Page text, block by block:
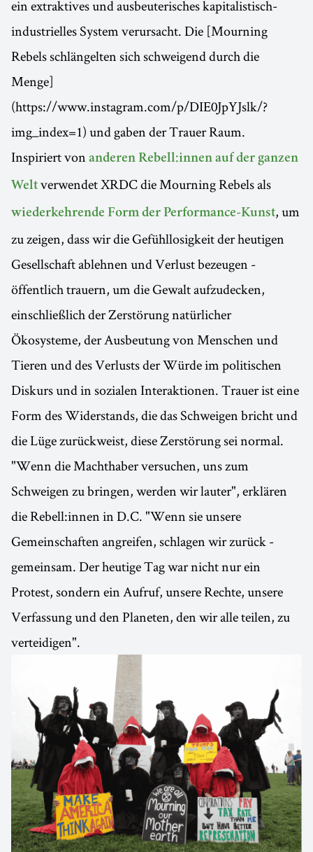
ein extraktives und ausbeuterisches kapitalistisch-
industrielles System verursacht. Die [Mourning
Rebels schlängelten sich schweigend durch die
Menge]
(https://www.instagram.com/p/DIE0JpYJslk/?
img_index=1) und gaben der Trauer Raum.
Inspiriert von anderen Rebell:innen auf der ganzen
Welt verwendet XRDC die Mourning Rebels als
wiederkehrende Form der Performance-Kunst, um
zu zeigen, dass wir die Gefühllosigkeit der heutigen
Gesellschaft ablehnen und Verlust bezeugen -
öffentlich trauern, um die Gewalt aufzudecken,
einschließlich der Zerstörung natürlicher
Ökosysteme, der Ausbeutung von Menschen und
Tieren und des Verlusts der Würde im politischen
Diskurs und in sozialen Interaktionen. Trauer ist eine
Form des Widerstands, die das Schweigen bricht und
die Lüge zurückweist, diese Zerstörung sei normal.
"Wenn die Machthaber versuchen, uns zum
Schweigen zu bringen, werden wir lauter", erklären
die Rebell:innen in D.C. "Wenn sie unsere
Gemeinschaften angreifen, schlagen wir zurück -
gemeinsam. Der heutige Tag war nicht nur ein
Protest, sondern ein Aufruf, unsere Rechte, unsere
Verfassung und den Planeten, den wir alle teilen, zu
verteidigen".